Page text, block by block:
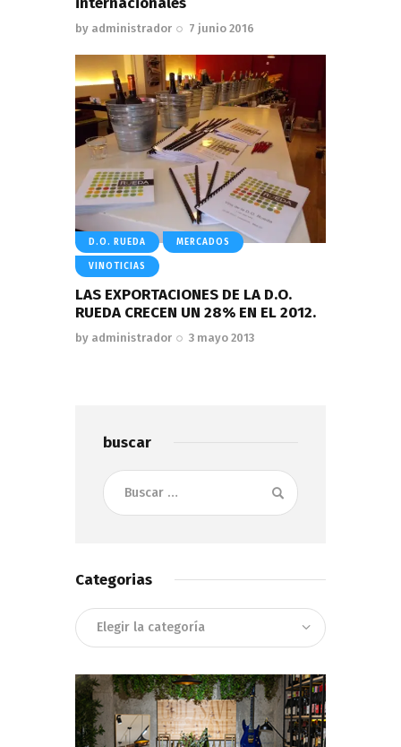
by administrador 7 junio 2016
D.O. RUEDA MERCADOS
VINOTICIAS
LAS EXPORTACIONES DE LA D.O.
RUEDA CRECEN UN 28% EN EL 2012.
by administrador 3 mayo 2013
buscar
Buscar:
Categorias
Categorias